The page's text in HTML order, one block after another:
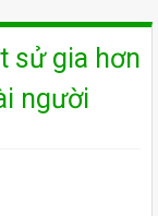
sử gia hơn
người